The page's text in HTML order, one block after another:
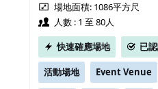
場地面積: 1086平方尺
人數 : 1 至 80人
快速確應場地
已
活動場地 Event Venue